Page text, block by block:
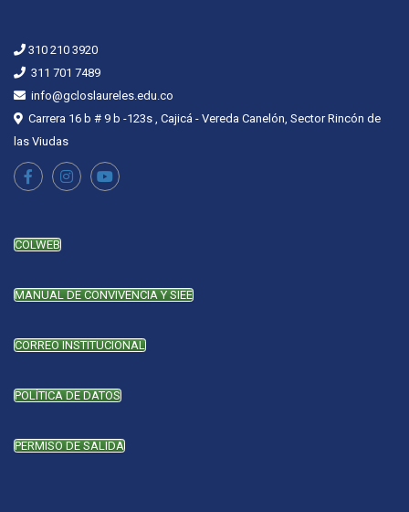
310 210 3920
311 701 7489
info@gcloslaureles.edu.co
Carrera 16 b # 9 b -123s , Cajicá - Vereda Canelón, Sector Rincón de
las Viudas
COLWEB
MANUAL DE CONVIVENCIA Y SIEE
CORREO INSTITUCIONAL
POLÍTICA DE DATOS
PERMISO DE SALIDA